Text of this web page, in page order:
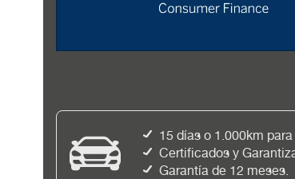
15 días o 1.000km
Certificados y
Garantía de 12 meses.